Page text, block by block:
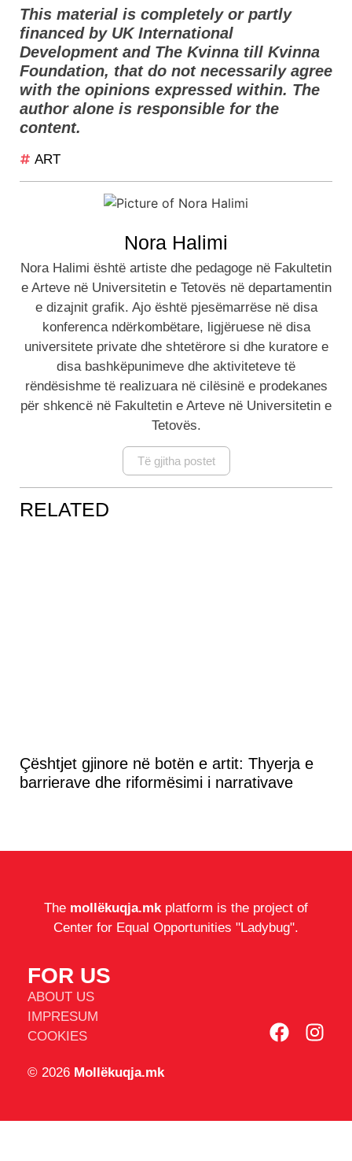
This material is completely or partly
financed by UK International
Development and The Kvinna till Kvinna
Foundation, that do not necessarily agree
with the opinions expressed within. The
author alone is responsible for the
content.
ART
Nora Halimi
Nora Halimi është artiste dhe pedagoge në Fakultetin
e Arteve në Universitetin e Tetovës në departamentin
e dizajnit grafik. Ajo është pjesëmarrëse në disa
konferenca ndërkombëtare, ligjëruese në disa
universitete private dhe shtetërore si dhe kuratore e
disa bashkëpunimeve dhe aktiviteteve të
rëndësishme të realizuara në cilësinë e prodekanes
për shkencë në Fakultetin e Arteve në Universitetin e
Tetovës.
Të gjitha postet
RELATED
Çёshtjet gjinore nё botën e artit: Thyerja e
barrierave dhe riformësimi i narrativave
The mollëkuqja.mkplatform is the project of
Center for Equal Opportunities "Ladybug".
FOR US
ABOUT US
IMPRESUM
COOKIES
© 2026 Mollëkuqja.mk